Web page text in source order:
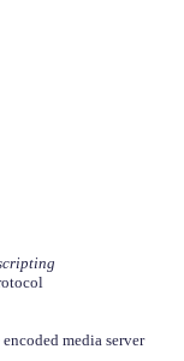
media server